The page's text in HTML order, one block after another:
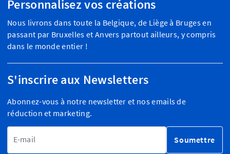
Personnalisez vos créations
Nous livrons dans toute la Belgique, de Liège à Bruges en
passant par Bruxelles et Anvers partout ailleurs, y compris
dans le monde entier !
S'inscrire aux Newsletters
Abonnez-vous à notre newsletter et nos emails de
réduction et marketing.
Soumettre